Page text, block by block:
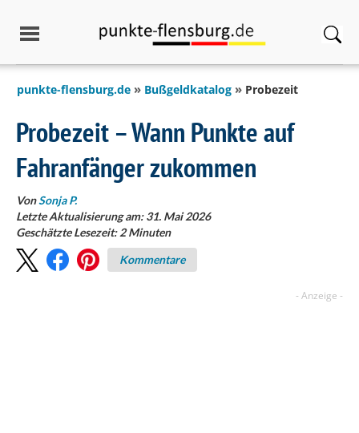
punkte-flensburg.de Bußgeldkatalog Probezeit
Probezeit – Wann Punkte auf
Fahranfänger zukommen
VonSonja P.
Letzte Aktualisierung am: 31. Mai 2026
Geschätzte Lesezeit:2 Minuten
Kommentare